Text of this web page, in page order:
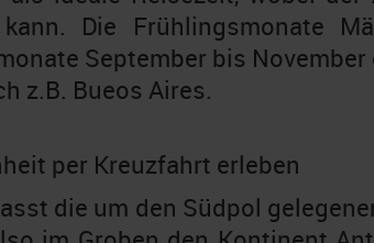
Die Frühlingsmonate
September bis November
z.B. Bueos Aires.
per Kreuzfahrt erleben
die um den Südpol